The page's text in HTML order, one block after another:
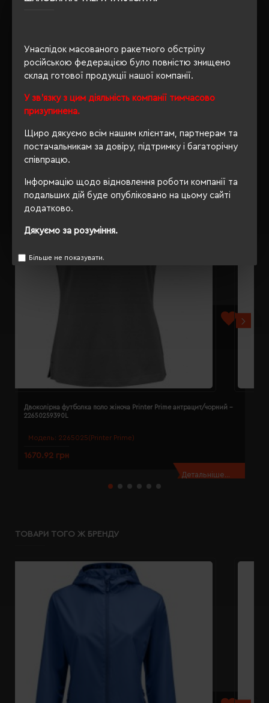
Унаслідок масованого ракетного обстрілу
російською федерацією було повністю знищено
склад готової продукції нашої компанії.
У зв'язку з цим діяльність компанії тимчасово
призупинена.
Щиро дякуємо всім нашим клієнтам, партнерам та
постачальникам за довіру, підтримку і багаторічну
співпрацю.
Інформацію щодо відновлення роботи компанії та
подальших дій буде опубліковано на цьому сайті
додатково.
Дякуємо за розуміння.
Більше не показувати.
100
РЕКОМЕНДУЄМО
Модель: 2265025(Printer Prime)
Двоколірна футболка поло жіноча Printer Prime антрацит/чорний -
22650259390L
1670.92 грн
Детальніше...
ТОВАРИ ТОГО Ж БРЕНДУ